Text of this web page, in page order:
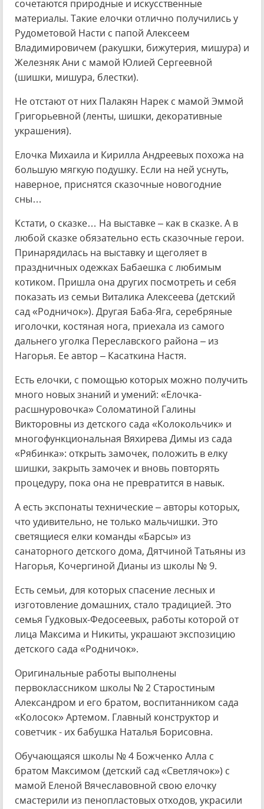
сочетаются природные и искусственные
материалы. Такие елочки отлично получились у
Рудометовой Насти с папой Алексеем
Владимировичем (ракушки, бижутерия, мишура) и
Железняк Ани с мамой Юлией Сергеевной
(шишки, мишура, блестки).
Не отстают от них Палакян Нарек с мамой Эммой
Григорьевной (ленты, шишки, декоративные
украшения).
Елочка Михаила и Кирилла Андреевых похожа на
большую мягкую подушку. Если на ней уснуть,
наверное, приснятся сказочные новогодние
сны…
Кстати, о сказке… На выставке – как в сказке. А в
любой сказке обязательно есть сказочные герои.
Принарядилась на выставку и щеголяет в
праздничных одежках Бабаешка с любимым
котиком. Пришла она других посмотреть и себя
показать из семьи Виталика Алексеева (детский
сад «Родничок»). Другая Баба-Яга, серебряные
иголочки, костяная нога, приехала из самого
дальнего уголка Переславского района – из
Нагорья. Ее автор – Касаткина Настя.
Есть елочки, с помощью которых можно получить
много новых знаний и умений: «Елочка-
расшнуровочка» Соломатиной Галины
Викторовны из детского сада «Колокольчик» и
многофункциональная Вяхирева Димы из сада
«Рябинка»: открыть замочек, положить в елку
шишки, закрыть замочек и вновь повторять
процедуру, пока она не превратится в навык.
А есть экспонаты технические – авторы которых,
что удивительно, не только мальчишки. Это
светящиеся елки команды «Барсы» из
санаторного детского дома, Дятчиной Татьяны из
Нагорья, Кочергиной Дианы из школы № 9.
Есть семьи, для которых спасение лесных и
изготовление домашних, стало традицией. Это
семья Гудковых-Федосеевых, работы которой от
лица Максима и Никиты, украшают экспозицию
детского сада «Родничок».
Оригинальные работы выполнены
первоклассником школы № 2 Старостиным
Александром и его братом, воспитанником сада
«Колосок» Артемом. Главный конструктор и
советчик - их бабушка Наталья Борисовна.
Обучающаяся школы № 4 Божченко Алла с
братом Максимом (детский сад «Светлячок») с
мамой Еленой Вячеславовной свою елочку
смастерили из пенопластовых отходов, украсили